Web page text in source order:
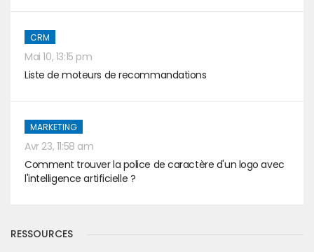
CRM
Mai 10, 13:15 pm
Liste de moteurs de recommandations
MARKETING
Avr 23, 11:58 am
Comment trouver la police de caractère d'un logo avec
l'intelligence artificielle ?
RESSOURCES